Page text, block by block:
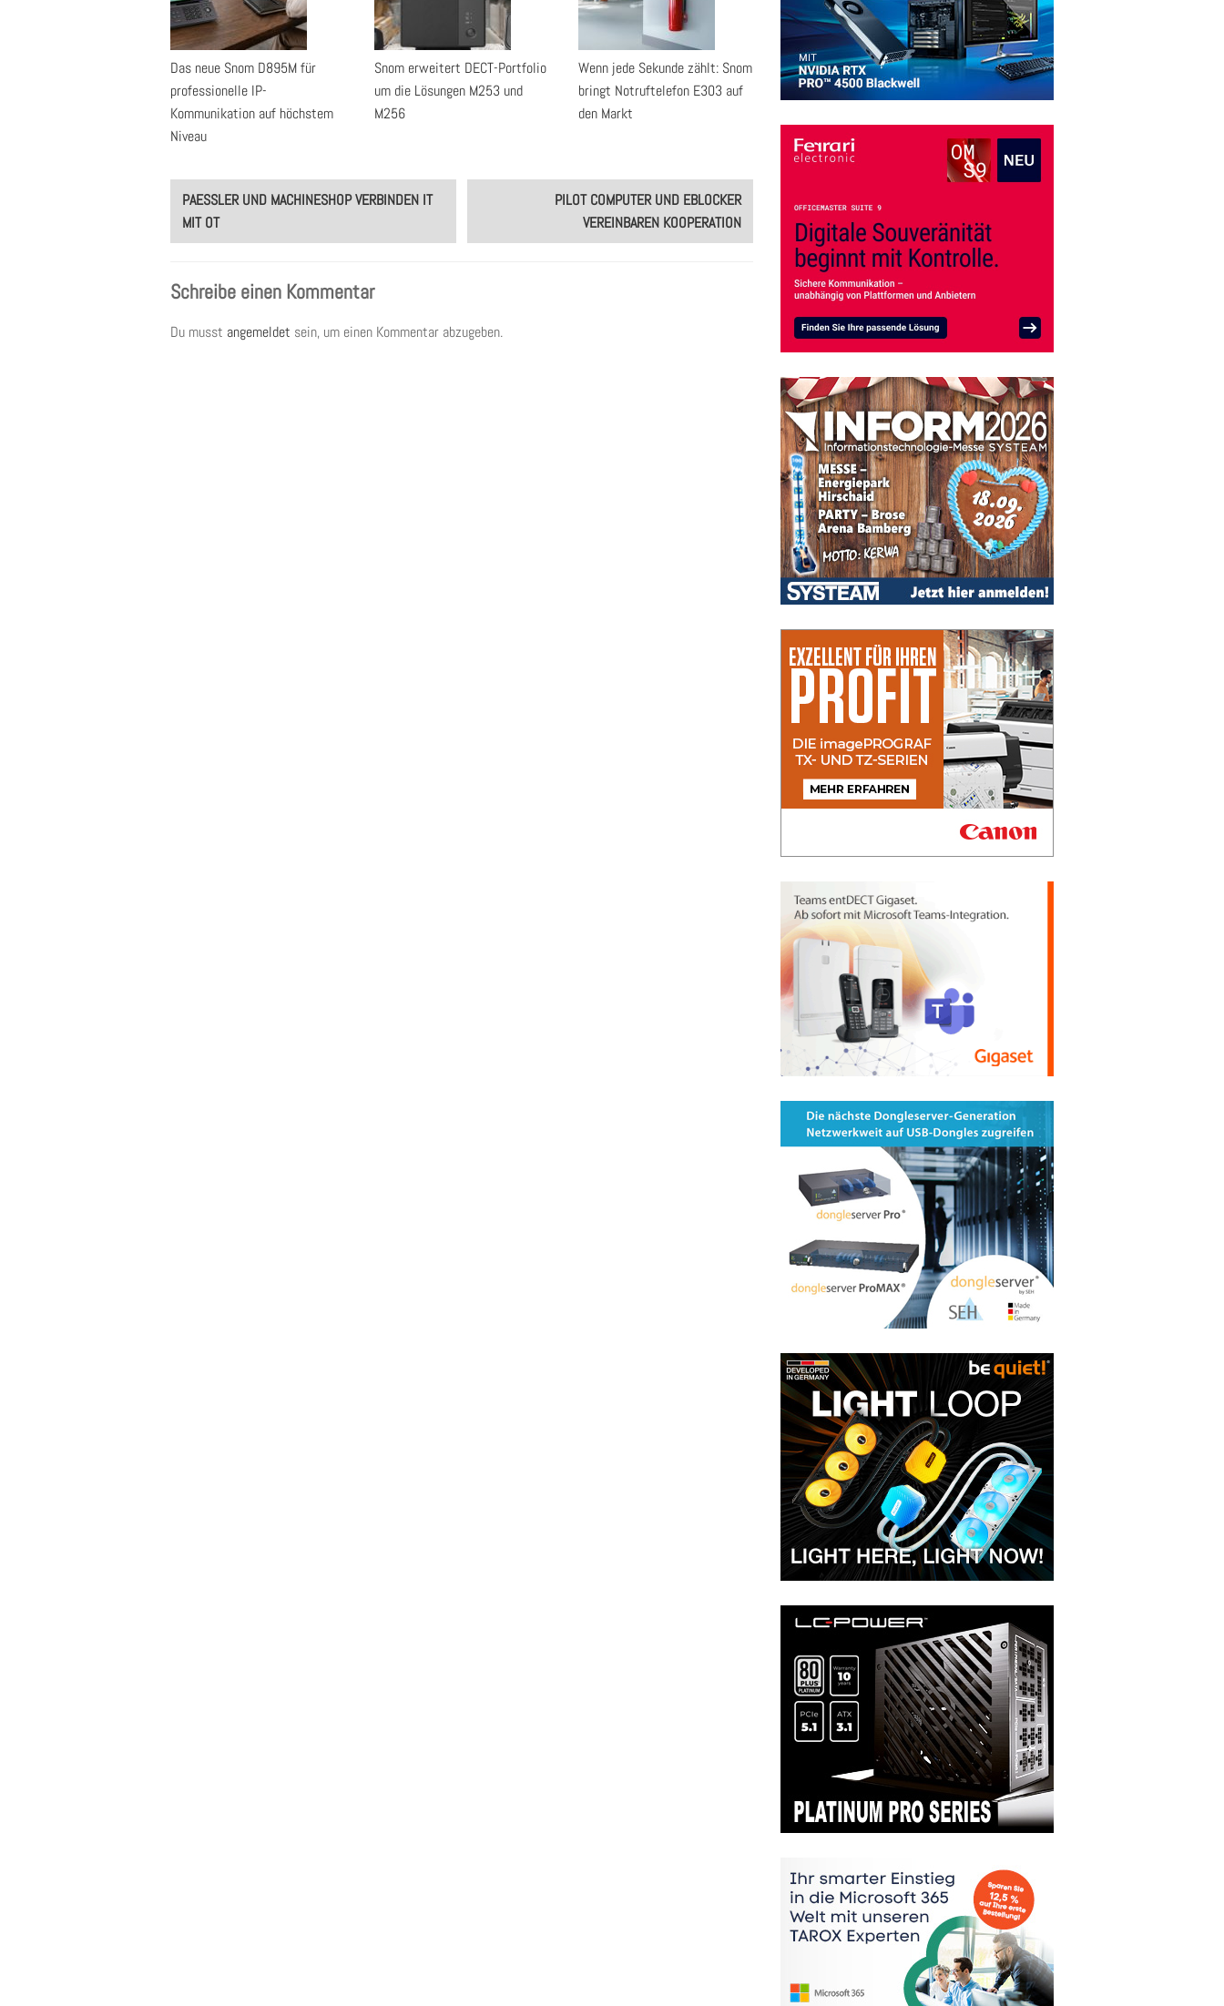
Das neue Snom D895M für
professionelle IP-
Kommunikation auf höchstem
Niveau
Snom erweitert DECT-Portfolio
um die Lösungen M253 und
M256
Wenn jede Sekunde zählt: Snom
bringt Notruftelefon E303 auf
den Markt
Post
navigation
PAESSLER UND MACHINESHOP VERBINDEN IT
MIT OT
PILOT COMPUTER UND EBLOCKER
VEREINBAREN KOOPERATION
Schreibe einen Kommentar
Du musst angemeldet sein, um einen Kommentar abzugeben.